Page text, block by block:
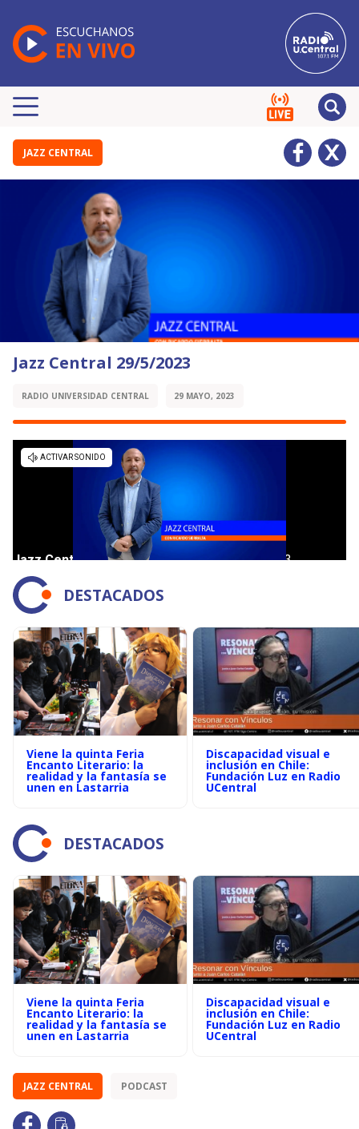
JAZZ CENTRAL
Jazz Central 29/5/2023
RADIO UNIVERSIDAD CENTRAL 29 MAYO, 2023
DESTACADOS
Viene la quinta Feria
Encanto Literario: la
realidad y la fantasía se
unen en Lastarria
Discapacidad visual e
inclusión en Chile:
Fundación Luz en Radio
UCentral
DESTACADOS
Viene la quinta Feria
Encanto Literario: la
realidad y la fantasía se
unen en Lastarria
Discapacidad visual e
inclusión en Chile:
Fundación Luz en Radio
UCentral
JAZZ CENTRAL PODCAST